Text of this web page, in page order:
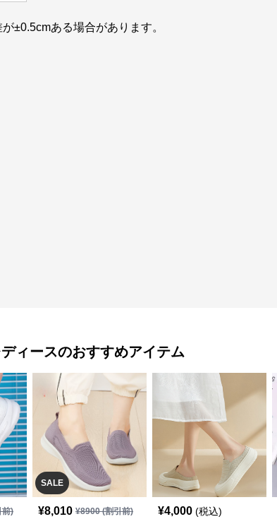
±0.5cmある場合があります。
ディースのおすすめアイテム
)
SALE
¥8,010 ¥8900(割引前) ¥4,000 (税込)